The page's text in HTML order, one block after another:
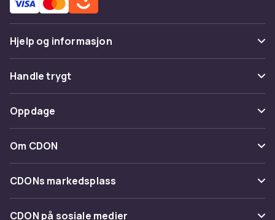
Hjelp og informasjon
Vanlige spørsmål
Spor pakke
Angre & returner her
Kontakt oss
Handle trygt
Betaling
Levering
Tilbakekallinger
Oppdage
Kategorier
Varemerker
Om CDON
Om oss
Kundeanmeldelser
CDONs markedsplass
Merchant Help Center
CDON på sosiale medier